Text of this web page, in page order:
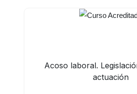
Acoso laboral.
actuación